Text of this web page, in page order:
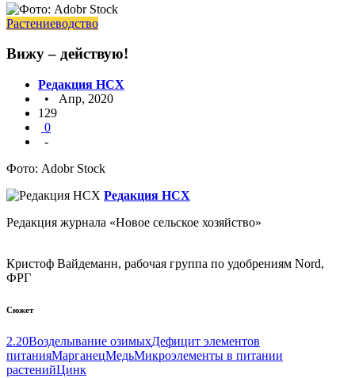
Растениеводство
Вижу – действую!
Редакция НСХ
• Апр, 2020
129
0
-
Фото: Adobr Stock
Редакция НСХ
Редакция журнала «Новое сельское хозяйство»
Кристоф Вайдеманн, рабочая группа по удобрениям Nord,
ФРГ
Сюжет
2.20Возделывание озимыхДефицит элементов
питанияМарганецМедьМикроэлементы в питании
растенийЦинк